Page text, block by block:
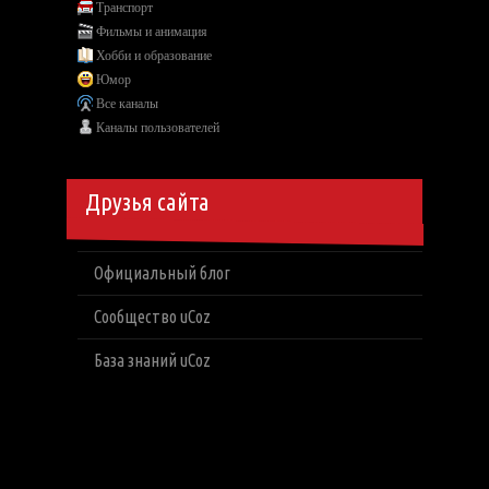
Транспорт
Фильмы и анимация
Хобби и образование
Юмор
Все каналы
Каналы пользователей
Друзья сайта
Официальный блог
Сообщество uCoz
База знаний uCoz